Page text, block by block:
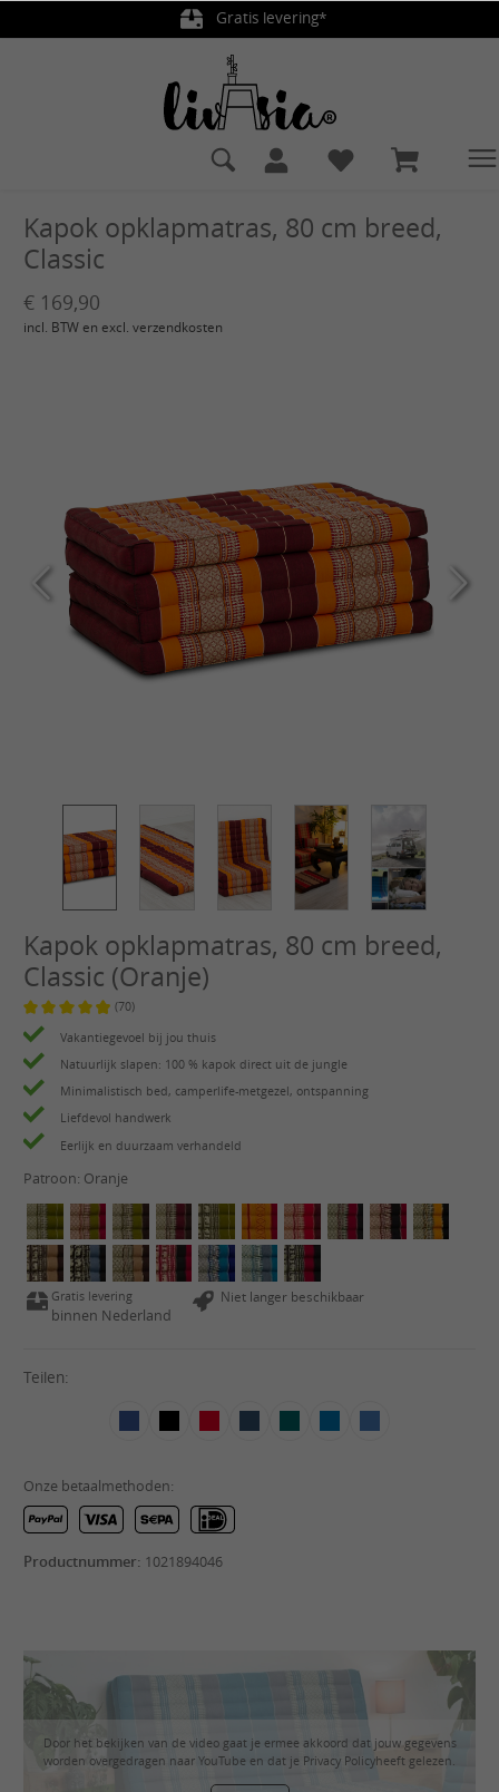
Gratis levering*
Kapok opklapmatras, 80 cm breed,
Classic
€ 169,90
incl. BTW en excl. verzendkosten
Kapok opklapmatras, 80 cm breed,
Classic (Oranje)
Gemiddelde waardering van 4.9 van 5 sterren
(70)
Vakantiegevoel bij jou thuis
Natuurlijk slapen: 100 % kapok direct uit de jungle
Minimalistisch bed, camperlife-metgezel, ontspanning
Liefdevol handwerk
Eerlijk en duurzaam verhandeld
Patroon: Oranje
Gratis levering
binnen Nederland
Niet langer beschikbaar
Teilen:
Onze betaalmethoden:
Productnummer: 1021894046
Door het bekijken van de video gaat je ermee akkoord dat jouw gegevens
worden overgedragen naar YouTube en dat je Privacy Policyheeft gelezen.